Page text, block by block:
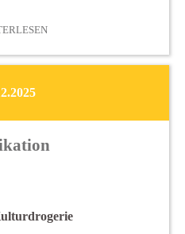
ALFRED